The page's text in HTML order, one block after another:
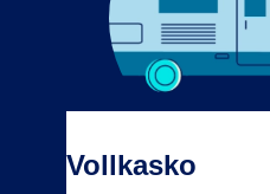
Vollkasko